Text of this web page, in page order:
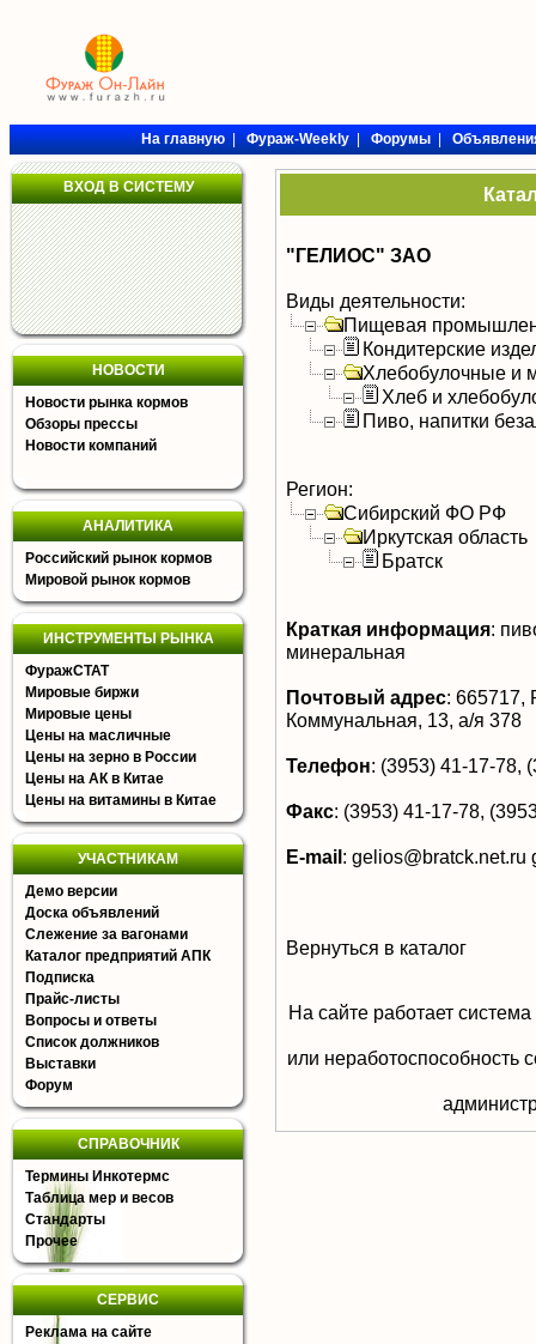
На главную|Фураж-Weekly|Форумы|
ВХОД В СИСТЕМУ
НОВОСТИ
Новости рынка кормов
Обзоры прессы
Новости компаний
АНАЛИТИКА
Российский рынок кормов
Мировой рынок кормов
ИНСТРУМЕНТЫ РЫНКА
ФуражСТАТ
Мировые биржи
Мировые цены
Цены на масличные
Цены на зерно в России
Цены на АК в Китае
Цены на витамины в Китае
УЧАСТНИКАМ
Демо версии
Доска объявлений
Слежение за вагонами
Каталог предприятий АПК
Подписка
Прайс-листы
Вопросы и ответы
Список должников
Выставки
Форум
СПРАВОЧНИК
Термины Инкотермс
Таблица мер и весов
Стандарты
Прочее
СЕРВИС
Реклама на сайте
"ГЕЛИОС" ЗАО
Виды деятельности:
Пищевая
Кондитерские
Хлебобулочные и
Хлеб и
Пиво, напитки
Регион:
Сибирский ФО РФ
Иркутская область
Братск
Краткая информация:
минеральная
Почтовый адрес: 665717,
Коммунальная, 13, а/я 378
Телефон: (3953) 41-17-78,
Факс: (3953) 41-17-78,
E-mail: gelios@bratck.net.ru
Вернуться в каталог
На сайте работает
или неработоспособность